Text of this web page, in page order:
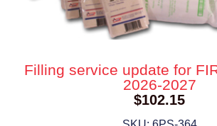
Filling service update for
2026-2027
$102.15